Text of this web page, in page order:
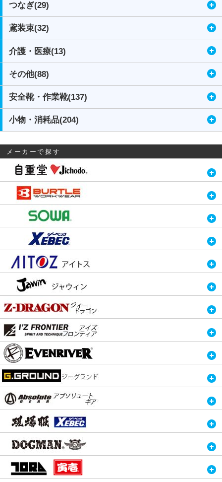
つなぎ(29)
鳶装束(32)
介護・医療(13)
その他(88)
安全靴・作業靴(137)
小物・消耗品(204)
メーカーで探す